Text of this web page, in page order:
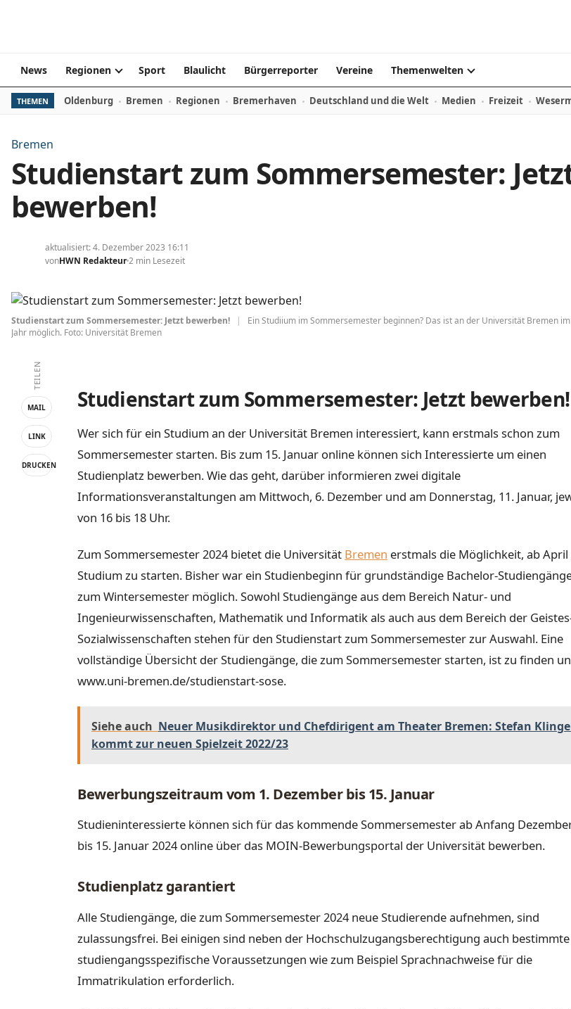
News Regionen Sport Blaulicht Bürgerreporter Vereine Themenwelten
THEMEN Oldenburg Bremen Regionen Bremerhaven Deutschland und die Welt Medien Freizeit
Bremen
Studienstart zum Sommersemester:
bewerben!
aktualisiert: 4. Dezember 2023 16:11
vonHWN Redakteur2 min Lesezeit
Studienstart zum Sommersemester: Jetzt bewerben! |
Ein Studiium im Sommersemester beginnen? Das ist an der Universität Bremen
Jahr möglich. Foto: Universität Bremen
TEILEN
MAIL
LINK
DRUCKEN
Studienstart zum Sommersemester: Jetzt bewerben!
Wer sich für ein Studium an der Universität Bremen interessiert, kann erstmals schon zum
Sommersemester starten. Bis zum 15. Januar online können sich Interessierte um einen
Studienplatz bewerben. Wie das geht, darüber informieren zwei digitale
Informationsveranstaltungen am Mittwoch, 6. Dezember und am Donnerstag, 11. Januar,
von 16 bis 18 Uhr.
Zum Sommersemester 2024 bietet die Universität Bremen erstmals die Möglichkeit, ab April
Studium zu starten. Bisher war ein Studienbeginn für grundständige Bachelor-
zum Wintersemester möglich. Sowohl Studiengänge aus dem Bereich Natur- und
Ingenieurwissenschaften, Mathematik und Informatik als auch aus dem Bereich der
Sozialwissenschaften stehen für den Studienstart zum Sommersemester zur Auswahl. Eine
vollständige Übersicht der Studiengänge, die zum Sommersemester starten, ist zu finden
www.uni-bremen.de/studienstart-sose.
Siehe auch Neuer Musikdirektor und Chefdirigent am Theater Bremen: Stefan
kommt zur neuen Spielzeit 2022/23
Bewerbungszeitraum vom 1. Dezember bis 15. Januar
Studieninteressierte können sich für das kommende Sommersemester ab Anfang
bis 15. Januar 2024 online über das MOIN-Bewerbungsportal der Universität bewerben.
Studienplatz garantiert
Alle Studiengänge, die zum Sommersemester 2024 neue Studierende aufnehmen, sind
zulassungsfrei. Bei einigen sind neben der Hochschulzugangsberechtigung auch bestimmte
studiengangsspezifische Voraussetzungen wie zum Beispiel Sprachnachweise für die
Immatrikulation erforderlich.